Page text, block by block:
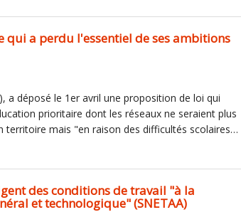
a perdu l'essentiel de ses ambitions
a déposé le 1er avril une proposition de loi qui
prioritaire dont les réseaux ne seraient plus
territoire mais "en raison des difficultés scolaires…
des conditions de travail "à la
et technologique" (SNETAA)